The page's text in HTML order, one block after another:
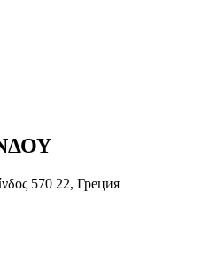
570 22, Греция